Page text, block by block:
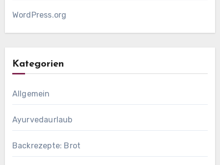
WordPress.org
Kategorien
Allgemein
Ayurvedaurlaub
Backrezepte: Brot